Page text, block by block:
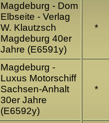
Magdeburg - Dom
Elbseite - Verlag
W. Klautzsch
Magdeburg 40er
Jahre (E6591y)
*
Magdeburg -
Luxus Motorschiff
Sachsen-Anhalt
30er Jahre
(E6592y)
*